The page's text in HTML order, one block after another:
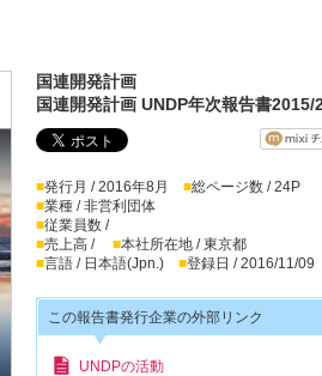
国連開発計画
国連開発計画 UNDP年次報告書2015/
■発行月 / 2016年8月 ■総ページ数 / 24P
■業種 / 非営利団体
■従業員数 /
■売上高 / ■本社所在地 / 東京都
■言語 / 日本語(Jpn.) ■登録日 / 2016/11/09
この報告書発行企業の外部リンク
UNDPの活動